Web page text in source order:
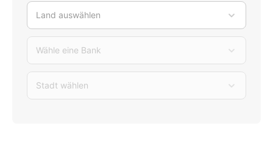
Land auswählen
Wähle eine Bank
Stadt wählen